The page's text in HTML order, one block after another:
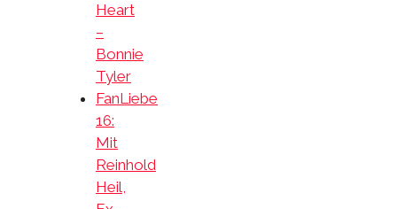
Heart
–
Bonnie
Tyler
FanLiebe
16:
Mit
Reinhold
Heil,